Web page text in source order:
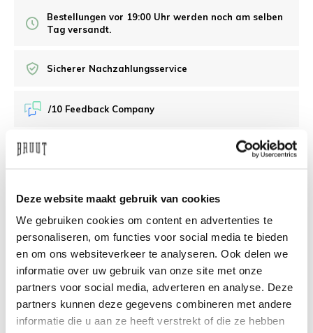
Deze website maakt gebruik van cookies
We gebruiken cookies om content en advertenties te
personaliseren, om functies voor social media te bieden
en om ons websiteverkeer te analyseren. Ook delen we
informatie over uw gebruik van onze site met onze
partners voor social media, adverteren en analyse. Deze
partners kunnen deze gegevens combineren met andere
informatie die u aan ze heeft verstrekt of die ze hebben
Bestellungen vor 19:00 Uhr werden noch am selben
Tag versandt.
Sicherer Nachzahlungsservice
/10 Feedback Company
Wir helfen Ihnen gerne
Über dieses Produkt
Versand und Rückgabe
Verwandte Produkte